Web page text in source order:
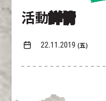
活動詳情
22.11.2019 (五)